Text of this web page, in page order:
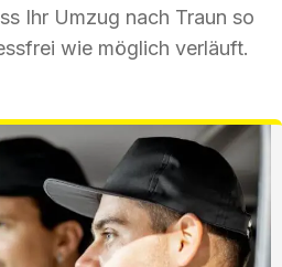
Ihr Umzug nach Traun so
wie möglich verläuft.